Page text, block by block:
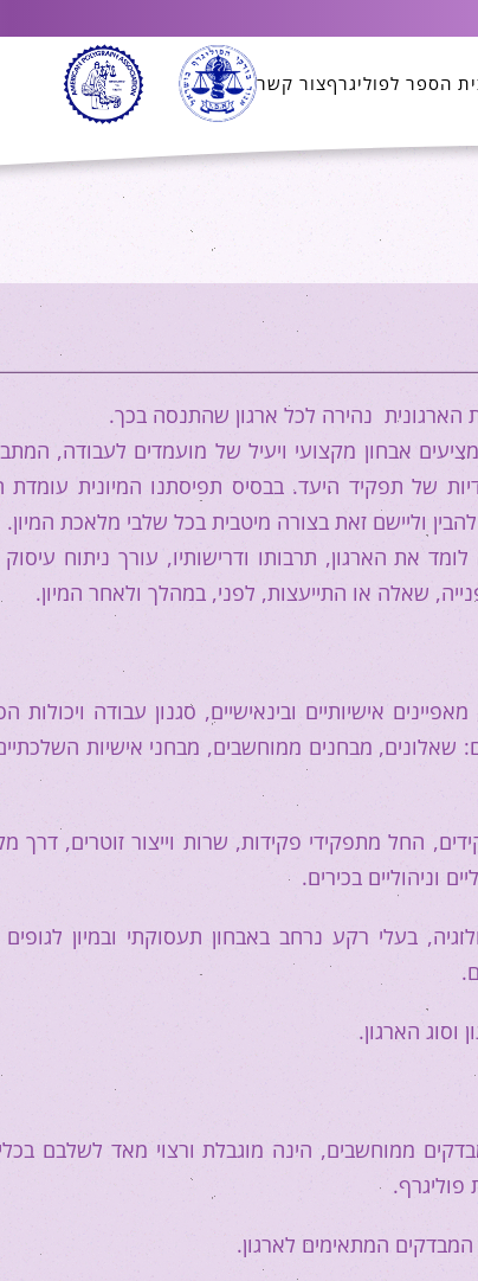
הספר לפוליגרףצור קשר
הארגונית נהירה לכל ארגון שהתנסה בכך.
אבחון מקצועי ויעיל של מועמדים לעבודה,
של תפקיד היעד. בבסיס תפיסתנו המיונית
וליישם זאת בצורה מיטבית בכל שלבי מלאכת
את הארגון, תרבותו ודרישותיו, עורך ניתוח
שאלה או התייעצות, לפני, במהלך ולאחר המיון.
אישיותיים ובינאישיים, סגנון עבודה ויכולות
שאלונים, מבחנים ממוחשבים, מבחני אישיות
החל מתפקידי פקידות, שרות וייצור זוטרים, דרך
וניהוליים בכירים.
בעלי רקע נרחב באבחון תעסוקתי ובמיון לגופים
וסוג הארגון.
ממוחשבים, הינה מוגבלת ורצוי מאד לשלבם
פוליגרף.
המתאימים לארגון.